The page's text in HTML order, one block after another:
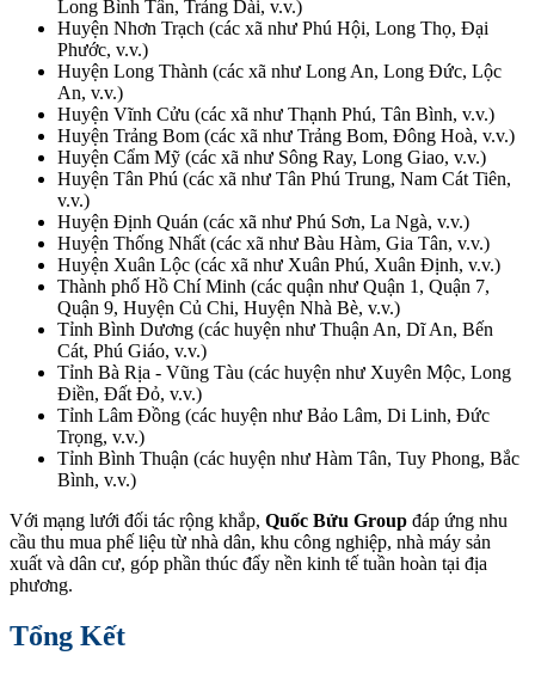
Long Bình Tân, Trảng Dài, v.v.)
Huyện Nhơn Trạch (các xã như Phú Hội, Long Thọ, Đại
Phước, v.v.)
Huyện Long Thành (các xã như Long An, Long Đức, Lộc
An, v.v.)
Huyện Vĩnh Cửu (các xã như Thạnh Phú, Tân Bình, v.v.)
Huyện Trảng Bom (các xã như Trảng Bom, Đông Hoà, v.v.)
Huyện Cẩm Mỹ (các xã như Sông Ray, Long Giao, v.v.)
Huyện Tân Phú (các xã như Tân Phú Trung, Nam Cát Tiên,
v.v.)
Huyện Định Quán (các xã như Phú Sơn, La Ngà, v.v.)
Huyện Thống Nhất (các xã như Bàu Hàm, Gia Tân, v.v.)
Huyện Xuân Lộc (các xã như Xuân Phú, Xuân Định, v.v.)
Thành phố Hồ Chí Minh (các quận như Quận 1, Quận 7,
Quận 9, Huyện Củ Chi, Huyện Nhà Bè, v.v.)
Tỉnh Bình Dương (các huyện như Thuận An, Dĩ An, Bến
Cát, Phú Giáo, v.v.)
Tỉnh Bà Rịa - Vũng Tàu (các huyện như Xuyên Mộc, Long
Điền, Đất Đỏ, v.v.)
Tỉnh Lâm Đồng (các huyện như Bảo Lâm, Di Linh, Đức
Trọng, v.v.)
Tỉnh Bình Thuận (các huyện như Hàm Tân, Tuy Phong, Bắc
Bình, v.v.)
Với mạng lưới đối tác rộng khắp, Quốc Bửu Group đáp ứng nhu
cầu thu mua phế liệu từ nhà dân, khu công nghiệp, nhà máy sản
xuất và dân cư, góp phần thúc đẩy nền kinh tế tuần hoàn tại địa
phương.
Tổng Kết